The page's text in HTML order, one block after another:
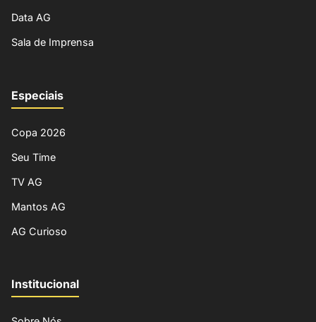
Data AG
Sala de Imprensa
Especiais
Copa 2026
Seu Time
TV AG
Mantos AG
AG Curioso
Institucional